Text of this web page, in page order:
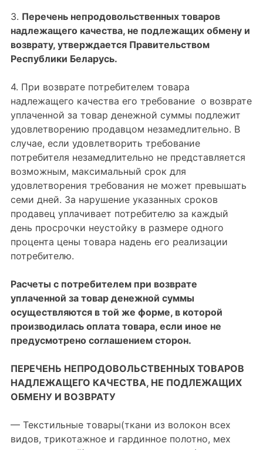
3. Перечень непродовольственных товаров
надлежащего качества, не подлежащих обмену и
возврату, утверждается Правительством
Республики Беларусь.
4. При возврате потребителем товара
надлежащего качества его требование о возврате
уплаченной за товар денежной суммы подлежит
удовлетворению продавцом незамедлительно. В
случае, если удовлетворить требование
потребителя незамедлительно не представляется
возможным, максимальный срок для
удовлетворения требования не может превышать
семи дней. За нарушение указанных сроков
продавец уплачивает потребителю за каждый
день просрочки неустойку в размере одного
процента цены товара надень его реализации
потребителю.
Расчеты с потребителем при возврате
уплаченной за товар денежной суммы
осуществляются в той же форме, в которой
производилась оплата товара, если иное не
предусмотрено соглашением сторон.
ПЕРЕЧЕНЬ НЕПРОДОВОЛЬСТВЕННЫХ ТОВАРОВ
НАДЛЕЖАЩЕГО КАЧЕСТВА, НЕ ПОДЛЕЖАЩИХ
ОБМЕНУ И ВОЗВРАТУ
— Текстильные товары(ткани из волокон всех
видов, трикотажное и гардинное полотно, мех